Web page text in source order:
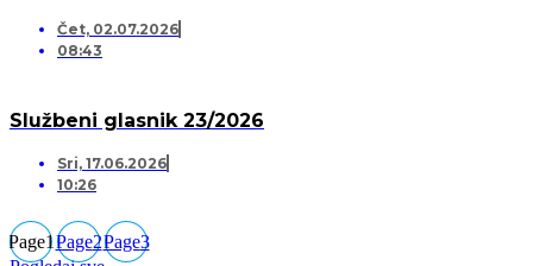
Čet, 02.07.2026
08:43
Službeni glasnik 23/2026
Sri, 17.06.2026
10:26
Page1Page2Page3